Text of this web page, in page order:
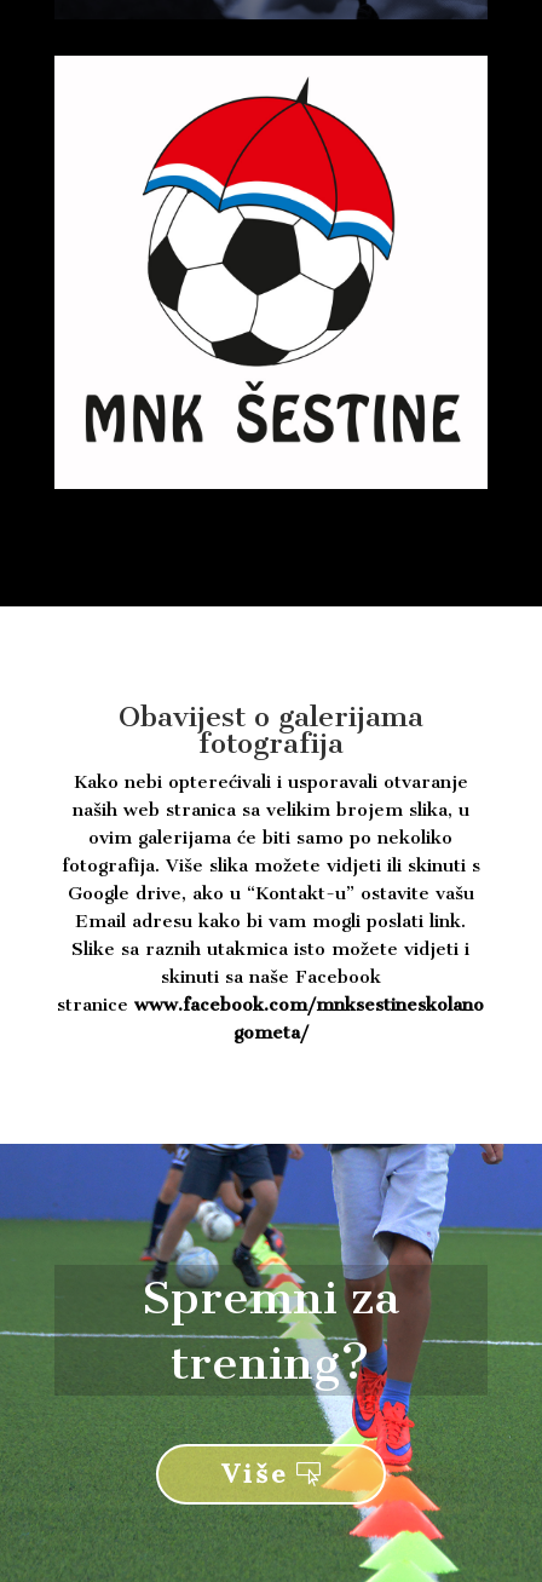
Obavijest o galerijama
fotografija
Kako nebi opterećivali i usporavali otvaranje
naših web stranica sa velikim brojem slika, u
ovim galerijama će biti samo po nekoliko
fotografija. Više slika možete vidjeti ili skinuti s
Google drive, ako u “Kontakt-u” ostavite vašu
Email adresu kako bi vam mogli poslati link.
Slike sa raznih utakmica isto možete vidjeti i
skinuti sa naše Facebook
stranicewww.facebook.com/mnksestineskolano
gometa/
Spremni za
trening?
Više